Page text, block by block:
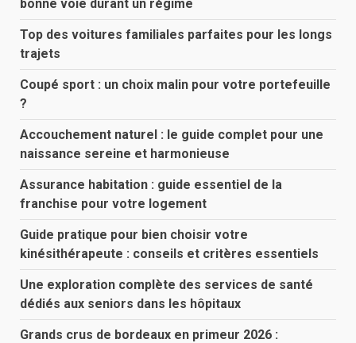
bonne voie durant un régime
Top des voitures familiales parfaites pour les longs
trajets
Coupé sport : un choix malin pour votre portefeuille
?
Accouchement naturel : le guide complet pour une
naissance sereine et harmonieuse
Assurance habitation : guide essentiel de la
franchise pour votre logement
Guide pratique pour bien choisir votre
kinésithérapeute : conseils et critères essentiels
Une exploration complète des services de santé
dédiés aux seniors dans les hôpitaux
Grands crus de bordeaux en primeur 2026 :